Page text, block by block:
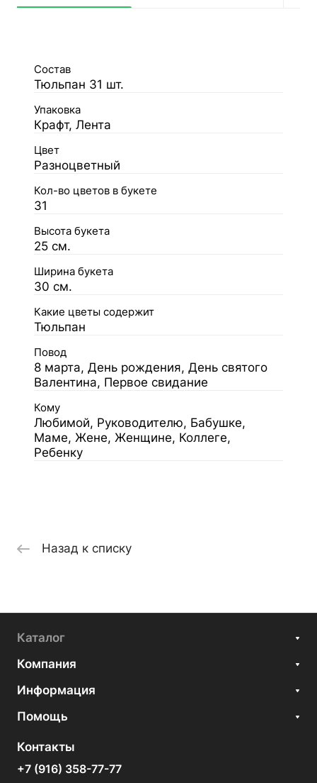
Состав
Тюльпан 31 шт.
Упаковка
Крафт, Лента
Цвет
Разноцветный
Кол-во цветов в букете
31
Высота букета
25 см.
Ширина букета
30 см.
Какие цветы содержит
Тюльпан
Повод
8 марта, День рождения, День святого
Валентина, Первое свидание
Кому
Любимой, Руководителю, Бабушке,
Маме, Жене, Женщине, Коллеге,
Ребенку
Назад к списку
Каталог
Компания
Информация
Помощь
Контакты
+7 (916) 358-77-77